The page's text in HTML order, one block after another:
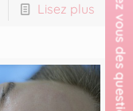
Lisez plus